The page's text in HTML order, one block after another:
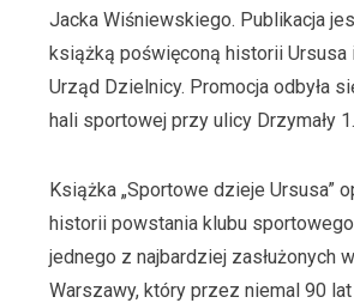
Jacka Wiśniewskiego. Publikacja
książką poświęconą historii Ursusa
Urząd Dzielnicy. Promocja odbyła
hali sportowej przy ulicy Drzymały 1.
Książka „Sportowe dzieje Ursusa”
historii powstania klubu
jednego z najbardziej zasłużonych
Warszawy, który przez niemal 90